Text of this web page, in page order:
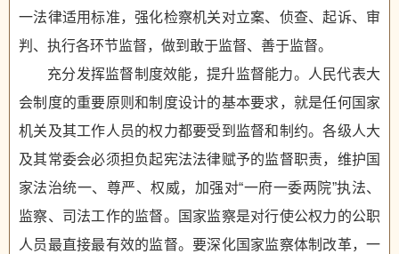
一法律适用标准，强化检察机关对立案、侦查、起诉、审
判、执行各环节监督，做到敢于监督、善于监督。
充分发挥监督制度效能，提升监督能力。人民代表大
会制度的重要原则和制度设计的基本要求，就是任何国家
机关及其工作人员的权力都要受到监督和制约。各级人大
及其常委会必须担负起宪法法律赋予的监督职责，维护国
家法治统一、尊严、权威，加强对“一府一委两院”执法、
监察、司法工作的监督。国家监察是对行使公权力的公职
人员最直接最有效的监督。要深化国家监察体制改革，一